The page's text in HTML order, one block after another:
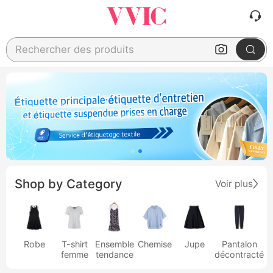
Rechercher des produits
Shop by Category Voir plus
Robe
T-shirt
femme
Ensemble
tendance
Chemise Jupe
Pantalon
décontracté